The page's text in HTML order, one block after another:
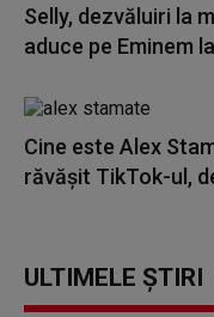
Selly, dezvăluiri la
aduce pe Eminem
Cine este Alex
răvășit TikTok-ul,
ULTIMELE ȘTIRI